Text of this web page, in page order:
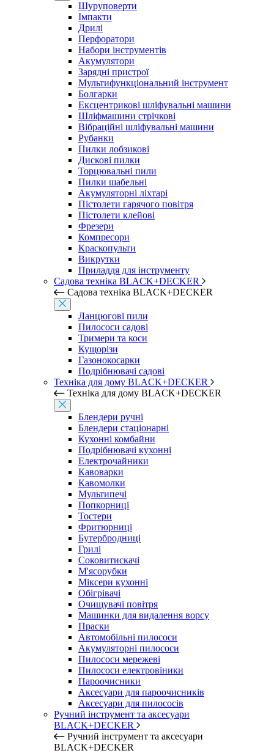
Шуруповерти
Імпакти
Дрилі
Перфоратори
Набори інструментів
Акумулятори
Зарядні пристрої
Мультифункціональний інструмент
Болгарки
Ексцентрикові шліфувальні машини
Шліфмашини стрічкові
Вібраційні шліфувальні машини
Рубанки
Пилки лобзикові
Дискові пилки
Торцювальні пили
Пилки шабельні
Акумуляторні ліхтарі
Пістолети гарячого повітря
Пістолети клейові
Фрезери
Компресори
Краскопульти
Викрутки
Приладдя для інструменту
Садова техніка BLACK+DECKER
Садова техніка BLACK+DECKER
Ланцюгові пили
Пилососи садові
Тримери та коси
Кущорізи
Газонокосарки
Подрібнювачі садові
Техніка для дому BLACK+DECKER
Техніка для дому BLACK+DECKER
Блендери ручні
Блендери стаціонарні
Кухонні комбайни
Подрібнювачі кухонні
Електрочайники
Кавоварки
Кавомолки
Мультипечі
Попкорниці
Тостери
Фритюрниці
Бутербродниці
Грилі
Соковитискачі
М'ясорубки
Міксери кухонні
Обігрівачі
Очищувачі повітря
Машинки для видалення ворсу
Праски
Автомобільні пилососи
Акумуляторні пилососи
Пилососи мережеві
Пилососи електровіники
Пароочисники
Аксесуари для пароочисників
Аксесуари для пилососів
Ручний інструмент та аксесуари
BLACK+DECKER
Ручний інструмент та аксесуари
BLACK+DECKER